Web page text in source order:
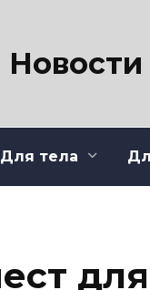
Для тела
для